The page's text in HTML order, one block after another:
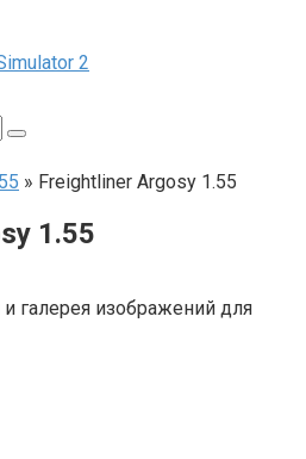
2
» Freightliner Argosy 1.55
1.55